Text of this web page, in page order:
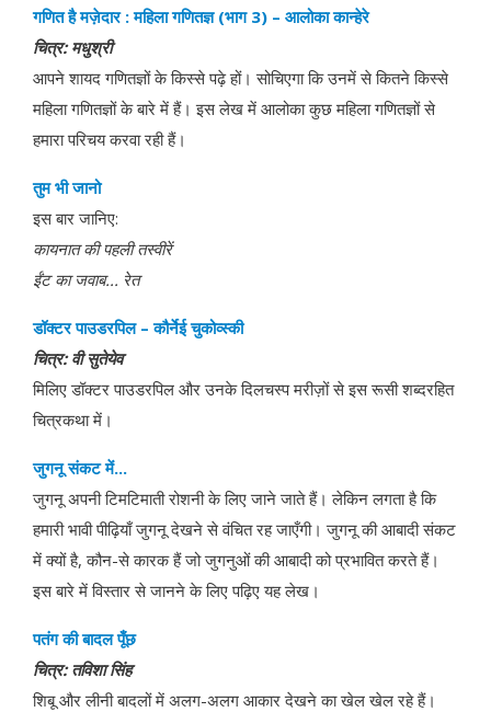
गणित है मज़ेदार:महिला गणितज्ञ(भाग3) – आलोका कान्हेरे
चित्र:मधुश्री
आपने शायद गणितज्ञों के किस्से पढ़े हों। सोचिएगा कि उनमें से कितने किस्से
महिला गणितज्ञों के बारे में हैं। इस लेख में आलोका कुछ महिला गणितज्ञों से
हमारा परिचय करवा रही हैं।
तुम भी जानो
इस बार जानिए:
कायनातकी पहली तस्वीरें
ईंटका जवाब... रेत
डॉक्टरपाउडरपिल –कौर्नेईचुकोव्स्की
चित्र:वीसुतेयेव
मिलिए डॉक्टर पाउडरपिल और उनके दिलचस्प मरीज़ों से इस रूसी शब्दरहित
चित्रकथा में।
जुगनूसंकट में...
जुगनू अपनी टिमटिमाती रोशनी के लिए जाने जाते हैं। लेकिन लगता है कि
हमारी भावी पीढ़ियाँ जुगनू देखने से वंचित रह जाएँगी। जुगनू की आबादी संकट
में क्यों है, कौन-से कारक हैं जो जुगनुओं की आबादी को प्रभावित करते हैं।
इस बारे में विस्तार से जानने के लिए पढ़िए यह लेख।
पतंगकी बादल पूँछ
चित्र:तविशासिंह
शिबू और लीनी बादलों में अलग-अलग आकार देखने का खेल खेल रहे हैं।